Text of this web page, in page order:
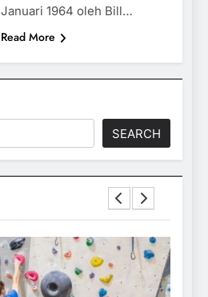
Januari 1964 oleh Bill…
Read More
SEARCH